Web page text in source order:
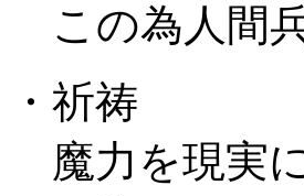
この為人間
・祈祷
魔力を現実